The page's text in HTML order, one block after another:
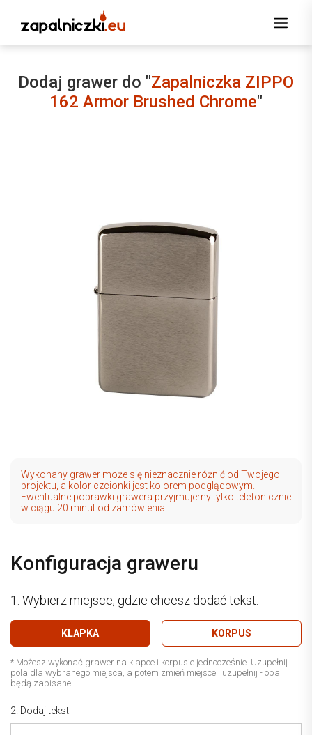
Dodaj grawer do "Zapalniczka ZIPPO
162 Armor Brushed Chrome"
Wykonany grawer może się nieznacznie różnić od Twojego
projektu, a kolor czcionki jest kolorem podglądowym.
Ewentualne poprawki grawera przyjmujemy tylko telefonicznie
w ciągu 20 minut od zamówienia.
Konfiguracja graweru
1. Wybierz miejsce, gdzie chcesz dodać tekst:
KLAPKA KORPUS
* Możesz wykonać grawer na klapce i korpusie jednocześnie. Uzupełnij
pola dla wybranego miejsca, a potem zmień miejsce i uzupełnij - oba
będą zapisane.
2. Dodaj tekst: